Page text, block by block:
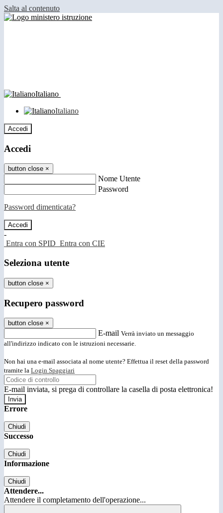
Salta al contenuto
Italiano
Italiano
Accedi
Accedi
button close ×
Nome Utente
Password
Password dimenticata?
-
Entra con SPID Entra con CIE
Seleziona utente
button close ×
Recupero password
button close ×
E-mail Verrà inviato un messaggio
all'indirizzo indicato con le istruzioni necessarie.
Non hai una e-mail associata al nome utente? Effettua il reset della password
tramite la Login Spaggiari
E-mail inviata, si prega di controllare la casella di posta elettronica!
Errore
Chiudi
Successo
Chiudi
Informazione
Chiudi
Attendere...
Attendere il completamento dell'operazione...